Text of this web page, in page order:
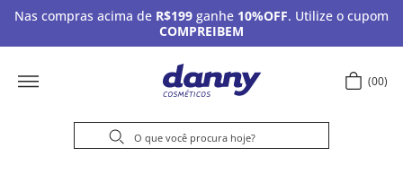
Nas compras acima de R$199 ganhe 10%OFF. Utilize o cupom
COMPREIBEM
00